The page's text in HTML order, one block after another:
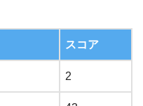
スコア
2